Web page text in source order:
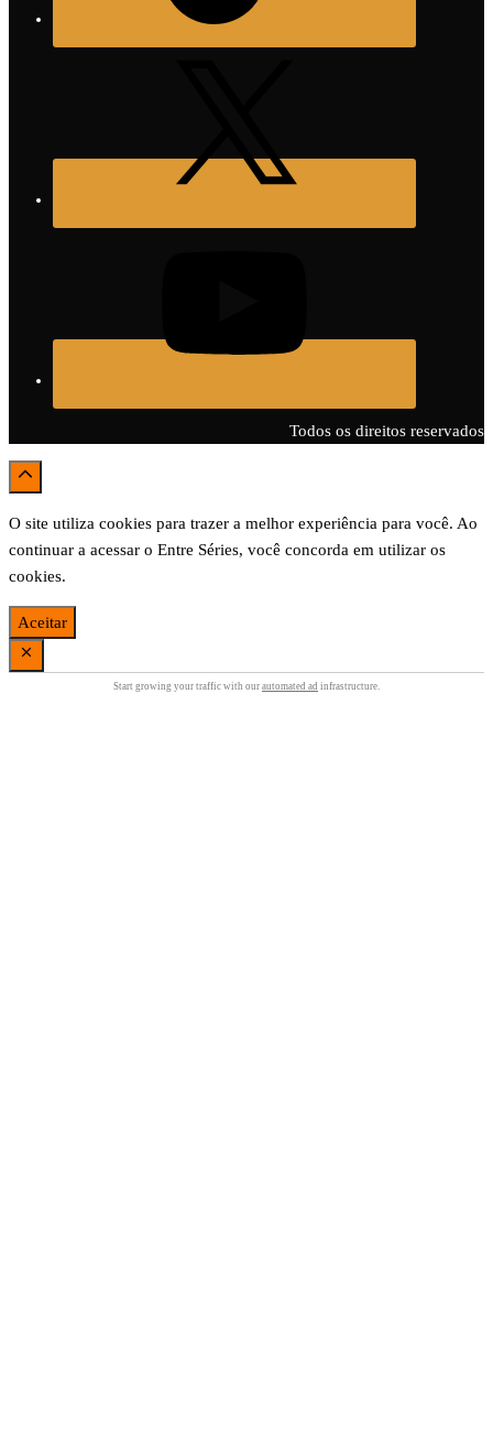
Todos os direitos reservados
O site utiliza cookies para trazer a melhor experiência para você. Ao
continuar a acessar o Entre Séries, você concorda em utilizar os
cookies.
Aceitar
Start growing your traffic with our automated ad infrastructure.